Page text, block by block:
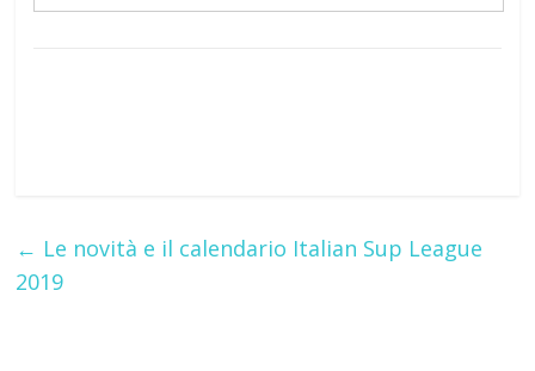
← Le novità e il calendario Italian Sup League
2019